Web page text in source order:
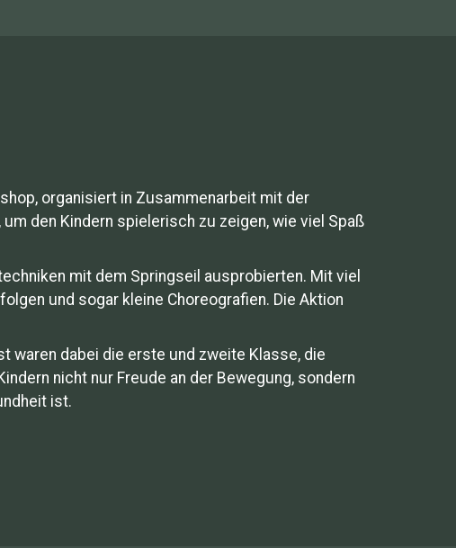
organisiert in Zusammenarbeit mit der
den Kindern spielerisch zu zeigen, wie viel Spaß
mit dem Springseil ausprobierten. Mit viel
und sogar kleine Choreografien. Die Aktion
waren dabei die erste und zweite Klasse, die
nicht nur Freude an der Bewegung, sondern
ist.